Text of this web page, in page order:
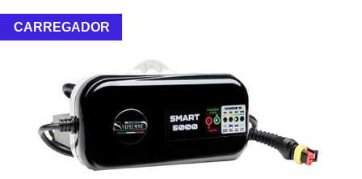
CARREGADOR